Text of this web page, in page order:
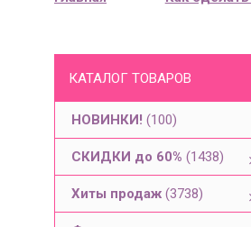
КАТАЛОГ ТОВАРОВ
НОВИНКИ! (100)
СКИДКИ до 60% (1438)
Хиты продаж (3738)